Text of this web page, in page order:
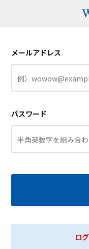
メールアドレス
パスワード
ロ